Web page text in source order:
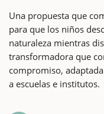
Una propuesta que
para que los niños
naturaleza mientras
transformadora que
compromiso,
a escuelas e institutos.